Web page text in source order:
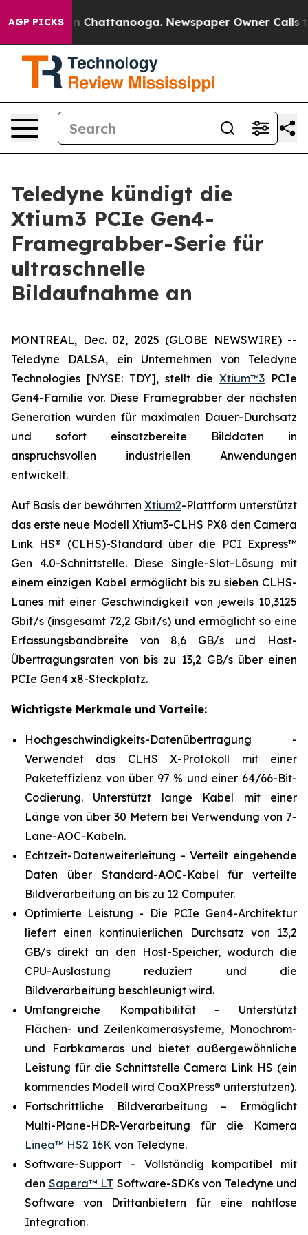
AGP PICKS
Chaos in Chattanooga. Newspaper Owner Calls
Teledyne kündigt die
Xtium3 PCIe Gen4-
Framegrabber-Serie für
ultraschnelle
Bildaufnahme an
MONTREAL, Dec. 02, 2025 (GLOBE NEWSWIRE) --
Teledyne DALSA, ein Unternehmen von Teledyne
Technologies [NYSE: TDY], stellt dieXtium™3 PCIe
Gen4-Familie vor. Diese Framegrabber der nächsten
Generation wurden für maximalen Dauer-Durchsatz
und sofort einsatzbereite Bilddaten in
anspruchsvollen industriellen Anwendungen
entwickelt.
Auf Basis der bewährten Xtium2-Plattform unterstützt
das erste neue Modell Xtium3-CLHS PX8 den Camera
Link HS® (CLHS)-Standard über die PCI Express™
Gen 4.0-Schnittstelle. Diese Single-Slot-Lösung mit
einem einzigen Kabel ermöglicht bis zu sieben CLHS-
Lanes mit einer Geschwindigkeit von jeweils 10,3125
Gbit/s (insgesamt 72,2 Gbit/s) und ermöglicht so eine
Erfassungsbandbreite von 8,6 GB/s und Host-
Übertragungsraten von bis zu 13,2 GB/s über einen
PCIe Gen4 x8-Steckplatz.
Wichtigste Merkmale und Vorteile:
Hochgeschwindigkeits-Datenübertragung -
Verwendet das CLHS X-Protokoll mit einer
Paketeffizienz von über 97 % und einer 64/66-Bit-
Codierung. Unterstützt lange Kabel mit einer
Länge von über 30 Metern bei Verwendung von 7-
Lane-AOC-Kabeln.
Echtzeit-Datenweiterleitung - Verteilt eingehende
Daten über Standard-AOC-Kabel für verteilte
Bildverarbeitung an bis zu 12 Computer.
Optimierte Leistung - Die PCIe Gen4-Architektur
liefert einen kontinuierlichen Durchsatz von 13,2
GB/s direkt an den Host-Speicher, wodurch die
CPU-Auslastung reduziert und die
Bildverarbeitung beschleunigt wird.
Umfangreiche Kompatibilität - Unterstützt
Flächen- und Zeilenkamerasysteme, Monochrom-
und Farbkameras und bietet außergewöhnliche
Leistung für die Schnittstelle Camera Link HS (ein
kommendes Modell wird CoaXPress® unterstützen).
Fortschrittliche Bildverarbeitung – Ermöglicht
Multi-Plane-HDR-Verarbeitung für die Kamera
Linea™ HS2 16K von Teledyne.
Software-Support – Vollständig kompatibel mit
den Sapera™ LT Software-SDKs von Teledyne und
Software von Drittanbietern für eine nahtlose
Integration.